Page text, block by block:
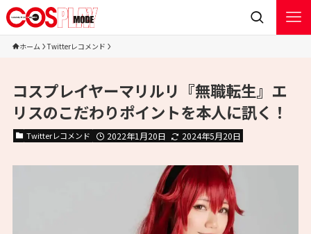
ホーム Twitterレコメンド
コスプレイヤーマリルリ『無職転生』エ
リスのこだわりポイントを本人に訊く！
Twitterレコメンド 2022年1月20日 2024年5月20日